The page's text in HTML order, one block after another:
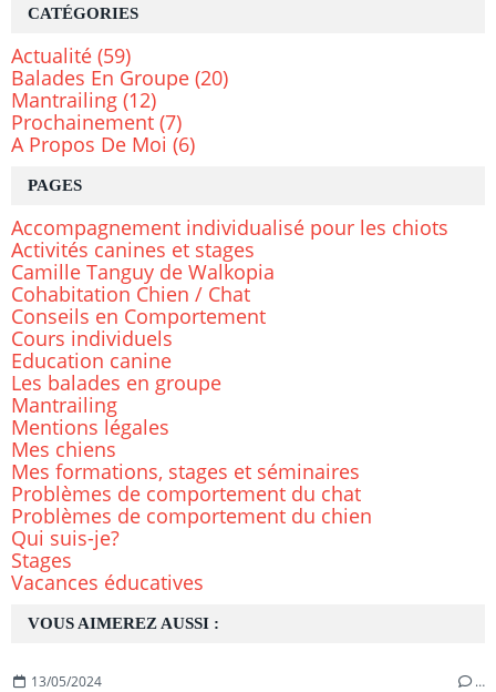
VOUS AIMEREZ AUSSI :
13/05/2024 …
PAGES
Accompagnement individualisé pour les chiots
Activités canines et stages
Camille Tanguy de Walkopia
Cohabitation Chien / Chat
Conseils en Comportement
Cours individuels
Education canine
Les balades en groupe
Mantrailing
Mentions légales
Mes chiens
Mes formations, stages et séminaires
Problèmes de comportement du chat
Problèmes de comportement du chien
Qui suis-je?
Stages
Vacances éducatives
CATÉGORIES
Actualité (59)
Balades En Groupe (20)
Mantrailing (12)
Prochainement (7)
A Propos De Moi (6)